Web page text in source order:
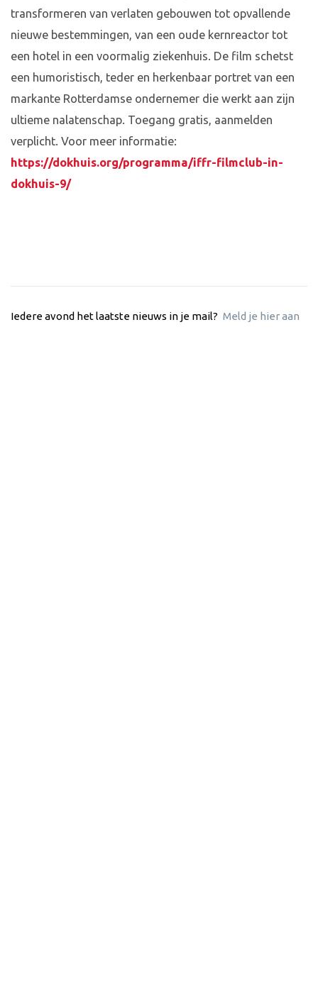
transformeren van verlaten gebouwen tot opvallende
nieuwe bestemmingen, van een oude kernreactor tot
een hotel in een voormalig ziekenhuis. De film schetst
een humoristisch, teder en herkenbaar portret van een
markante Rotterdamse ondernemer die werkt aan zijn
ultieme nalatenschap. Toegang gratis, aanmelden
verplicht. Voor meer informatie:
https://dokhuis.org/programma/iffr-filmclub-in-
dokhuis-9/
Iedere avond het laatste nieuws in je mail? Meld je hier aan